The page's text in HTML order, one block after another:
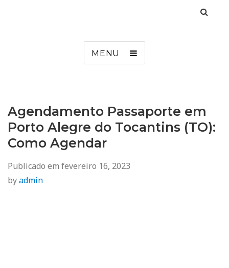
MENU
Agendamento Passaporte em
Porto Alegre do Tocantins (TO):
Como Agendar
Publicado em fevereiro 16, 2023
byadmin